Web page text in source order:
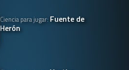
Ciencia para jugar: Fuente de
Herón